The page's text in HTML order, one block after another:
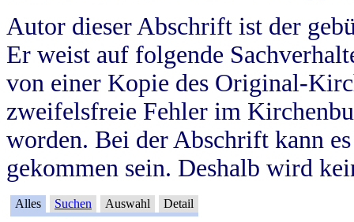
Autor dieser Abschrift ist der
Er weist auf folgende
von einer Kopie des Original-
zweifelsfreie Fehler im
worden. Bei der Abschrift kann
gekommen sein. Deshalb wird
Alles Suchen Auswahl Detail